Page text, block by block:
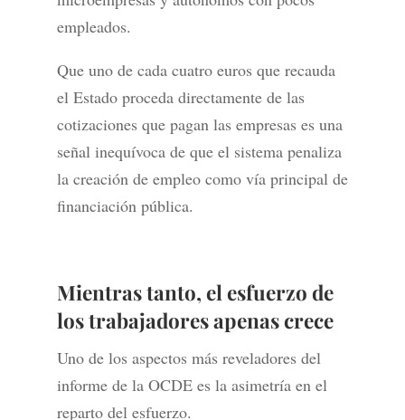
empleados.
Que uno de cada cuatro euros que recauda
el Estado proceda directamente de las
cotizaciones que pagan las empresas es una
señal inequívoca de que el sistema penaliza
la creación de empleo como vía principal de
financiación pública.
Mientras tanto, el esfuerzo de
los trabajadores apenas crece
Uno de los aspectos más reveladores del
informe de la OCDE es la asimetría en el
reparto del esfuerzo.